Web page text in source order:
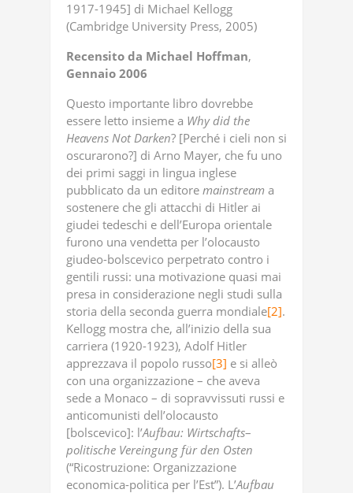
1917-1945] di Michael Kellogg
(Cambridge University Press, 2005)
Recensito da Michael Hoffman,
Gennaio 2006
Questo importante libro dovrebbe
essere letto insieme a Why did the
Heavens Not Darken? [Perché i cieli non si
oscurarono?] di Arno Mayer, che fu uno
dei primi saggi in lingua inglese
pubblicato da un editore mainstream a
sostenere che gli attacchi di Hitler ai
giudei tedeschi e dell’Europa orientale
furono una vendetta per l’olocausto
giudeo-bolscevico perpetrato contro i
gentili russi: una motivazione quasi mai
presa in considerazione negli studi sulla
storia della seconda guerra mondiale[2].
Kellogg mostra che, all’inizio della sua
carriera (1920-1923), Adolf Hitler
apprezzava il popolo russo[3] e si alleò
con una organizzazione – che aveva
sede a Monaco – di sopravvissuti russi e
anticomunisti dell’olocausto
[bolscevico]: l’Aufbau: Wirtschafts–
politische Vereingung für den Osten
(“Ricostruzione: Organizzazione
economica-politica per l’Est”). L’Aufbau